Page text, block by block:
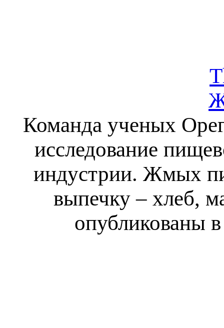
Команда ученых
исследование
индустрии. Жмых
выпечку – хлеб,
опубликованы